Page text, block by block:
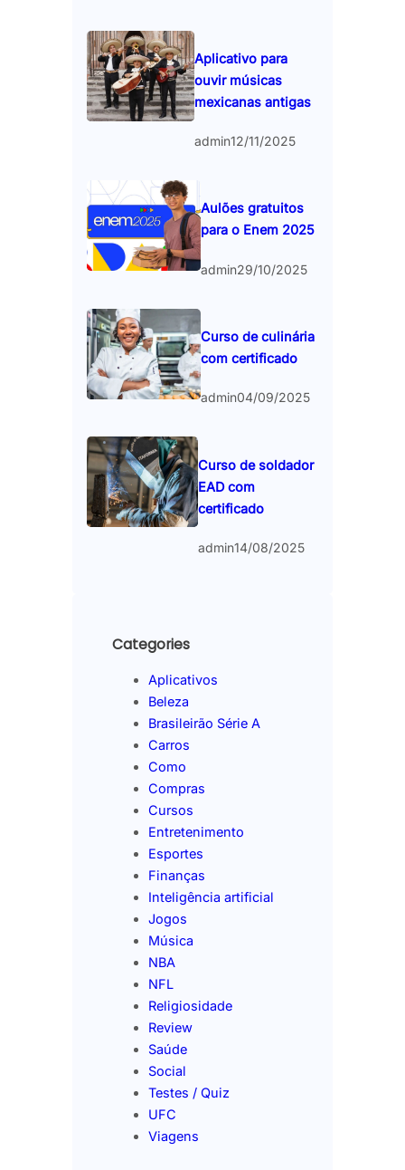
Aplicativo para
ouvir músicas
mexicanas antigas
admin12/11/2025
Aulões gratuitos
para o Enem 2025
admin29/10/2025
Curso de culinária
com certificado
admin04/09/2025
Curso de soldador
EAD com
certificado
admin14/08/2025
Categories
Aplicativos
Beleza
Brasileirão Série A
Carros
Como
Compras
Cursos
Entretenimento
Esportes
Finanças
Inteligência artificial
Jogos
Música
NBA
NFL
Religiosidade
Review
Saúde
Social
Testes / Quiz
UFC
Viagens